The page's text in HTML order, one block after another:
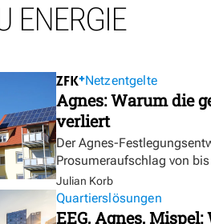
ENERGIE
Netzentgelte
Agnes: Warum die
verliert
Der Agnes-
Prosumeraufschlag von
Julian Korb
Quartierslösungen
EEG, Agnes,